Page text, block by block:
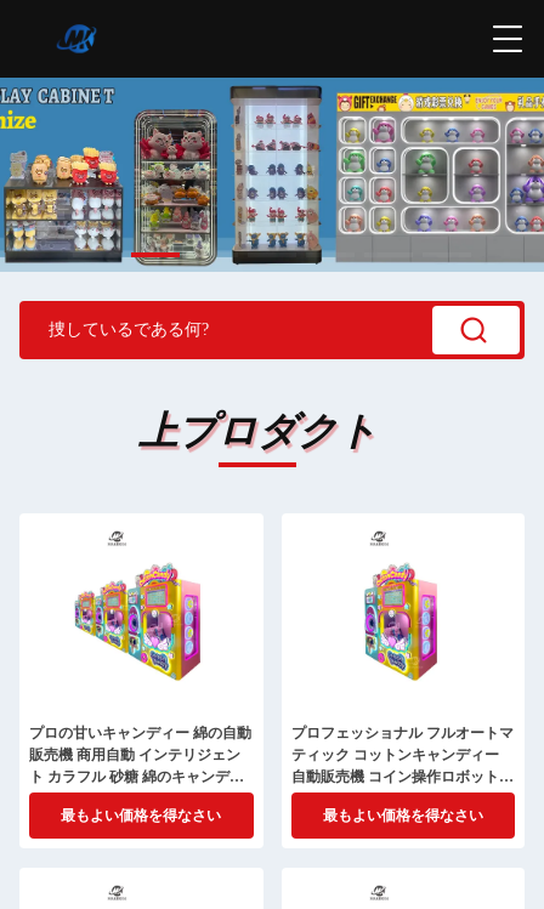
上プロダクト
プロの甘いキャンディー 綿の自動
販売機 商用自動 インテリジェン
ト カラフル 砂糖 綿のキャンディ
ーを作る マッチ
最もよい価格を得なさい
プロフェッショナル フルオートマ
ティック コットンキャンディー
自動販売機 コイン操作ロボット
コットンキャンディー レシピを含
む電気最もよい価格を得なさい